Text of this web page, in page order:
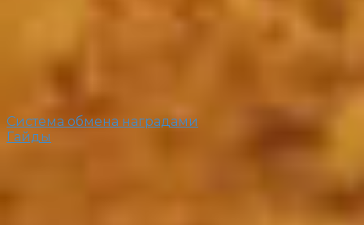
Система обмена наградами
Гайды